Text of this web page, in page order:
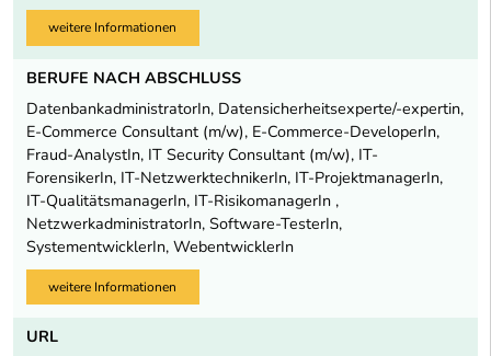
weitere Informationen
BERUFE NACH ABSCHLUSS
DatenbankadministratorIn, Datensicherheitsexperte/-expertin,
E-Commerce Consultant (m/w), E-Commerce-DeveloperIn,
Fraud-AnalystIn, IT Security Consultant (m/w), IT-
ForensikerIn, IT-NetzwerktechnikerIn, IT-ProjektmanagerIn,
IT-QualitätsmanagerIn, IT-RisikomanagerIn ,
NetzwerkadministratorIn, Software-TesterIn,
SystementwicklerIn, WebentwicklerIn
weitere Informationen
URL